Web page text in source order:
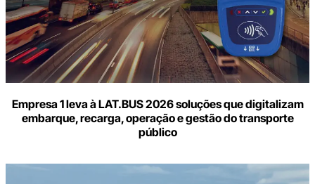
Empresa 1 leva à LAT.BUS 2026 soluções que digitalizam
embarque, recarga, operação e gestão do transporte
público